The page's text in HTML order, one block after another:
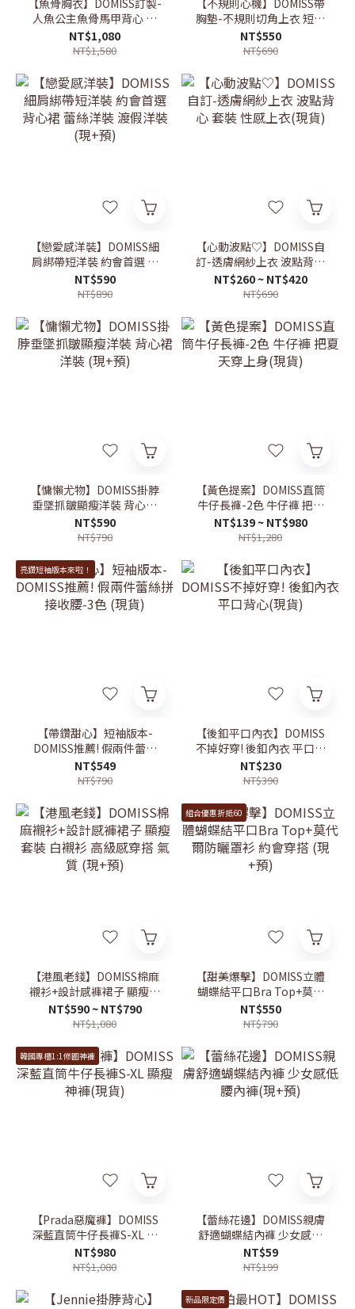
【魚骨胸衣】DOMISS訂製-
人魚公主魚骨馬甲背心 可
拆肩帶 蕾絲上衣 (現貨)
NT$1,080
NT$1,580
【不規則心機】DOMISS帶
胸墊-不規則切角上衣 短袖
上衣 T恤 (現+預)
NT$550
NT$690
【戀愛感洋裝】DOMISS細
肩綁帶短洋裝 約會首選 背
心裙 蕾絲洋裝 渡假洋裝 (現
+預)
NT$590
NT$890
【心動波點♡】DOMISS自
訂-透膚網紗上衣 波點背心
套裝 性感上衣(現貨)
NT$260 ~ NT$420
NT$690
【慵懶尤物】DOMISS掛脖
垂墜抓皺顯瘦洋裝 背心裙
洋裝 (現+預)
NT$590
NT$790
【黃色提案】DOMISS直筒
牛仔長褲-2色 牛仔褲 把夏
天穿上身(現貨)
NT$139 ~ NT$980
NT$1,280
亮鑽短袖版本來啦！
【帶鑽甜心】短袖版本-
DOMISS推薦! 假兩件蕾絲
拼接收腰-3色 (現貨)
NT$549
NT$790
【後釦平口內衣】DOMISS
不掉好穿! 後釦內衣 平口背
心(現貨)
NT$230
NT$390
【港風老錢】DOMISS棉麻
襯衫+設計感褲裙子 顯瘦套
裝 白襯衫 高級感穿搭 氣質
(現+預)
NT$590 ~ NT$790
NT$1,080
組合優惠折抵60
【甜美爆擊】DOMISS立體
蝴蝶結平口Bra Top+莫代
爾防曬罩衫 約會穿搭 (現
+預)
NT$550
NT$790
韓國專櫃1:1修圖神褲
【Prada惡魔褲】DOMISS
深藍直筒牛仔長褲S-XL 顯
瘦神褲(現貨)
NT$980
NT$1,080
【蕾絲花邊】DOMISS親膚
舒適蝴蝶結內褲 少女感低
腰內褲(現+預)
NT$59
NT$199
新品限定價